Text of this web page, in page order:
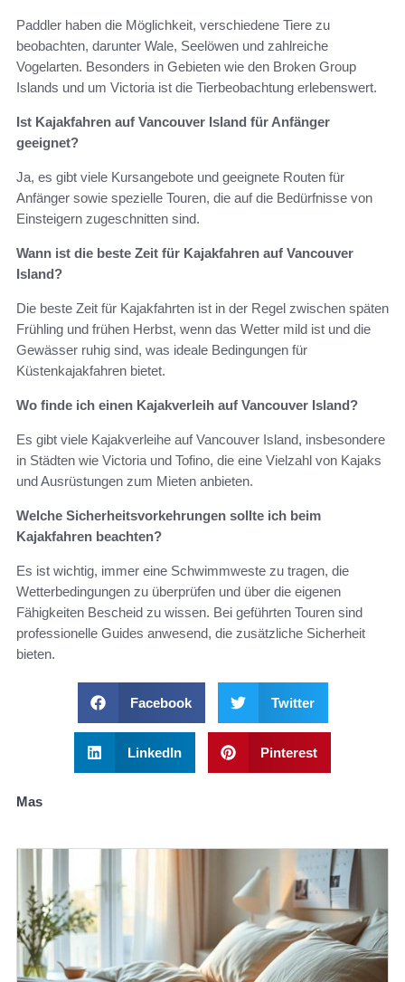
Paddler haben die Möglichkeit, verschiedene Tiere zu
beobachten, darunter Wale, Seelöwen und zahlreiche
Vogelarten. Besonders in Gebieten wie den Broken Group
Islands und um Victoria ist die Tierbeobachtung erlebenswert.
Ist Kajakfahren auf Vancouver Island für Anfänger
geeignet?
Ja, es gibt viele Kursangebote und geeignete Routen für
Anfänger sowie spezielle Touren, die auf die Bedürfnisse von
Einsteigern zugeschnitten sind.
Wann ist die beste Zeit für Kajakfahren auf Vancouver
Island?
Die beste Zeit für Kajakfahrten ist in der Regel zwischen späten
Frühling und frühen Herbst, wenn das Wetter mild ist und die
Gewässer ruhig sind, was ideale Bedingungen für
Küstenkajakfahren bietet.
Wo finde ich einen Kajakverleih auf Vancouver Island?
Es gibt viele Kajakverleihe auf Vancouver Island, insbesondere
in Städten wie Victoria und Tofino, die eine Vielzahl von Kajaks
und Ausrüstungen zum Mieten anbieten.
Welche Sicherheitsvorkehrungen sollte ich beim
Kajakfahren beachten?
Es ist wichtig, immer eine Schwimmweste zu tragen, die
Wetterbedingungen zu überprüfen und über die eigenen
Fähigkeiten Bescheid zu wissen. Bei geführten Touren sind
professionelle Guides anwesend, die zusätzliche Sicherheit
bieten.
Facebook Twitter
LinkedIn Pinterest
Mas